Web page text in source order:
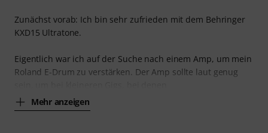
Zunächst vorab: Ich bin sehr zufrieden mit dem Behringer
KXD15 Ultratone.
Eigentlich war ich auf der Suche nach einem Amp, um mein
Roland E-Drum zu verstärken. Der Amp sollte laut genug
Mehr anzeigen